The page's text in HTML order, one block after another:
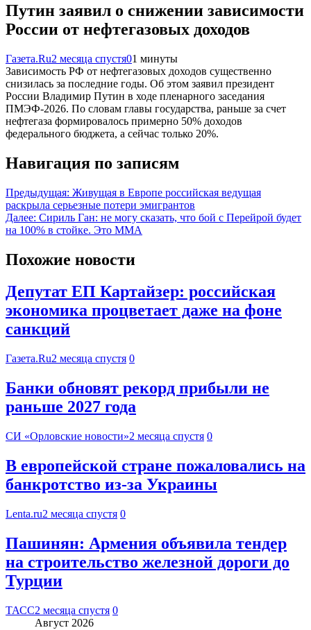
Путин заявил о снижении зависимости
России от нефтегазовых доходов
Газета.Ru2 месяца спустя01 минуты
Зависимость РФ от нефтегазовых доходов существенно
снизилась за последние годы. Об этом заявил президент
России Владимир Путин в ходе пленарного заседания
ПМЭФ-2026. По словам главы государства, раньше за счет
нефтегаза формировалось примерно 50% доходов
федерального бюджета, а сейчас только 20%.
Навигация по записям
Предыдущая: Живущая в Европе российская ведущая
раскрыла серьезные потери эмигрантов
Далее: Сириль Ган: не могу сказать, что бой с Перейрой будет
на 100% в стойке. Это ММА
Похожие новости
Депутат ЕП Картайзер: российская
экономика процветает даже на фоне
санкций
Газета.Ru2 месяца спустя 0
Банки обновят рекорд прибыли не
раньше 2027 года
СИ «Орловские новости»2 месяца спустя 0
В европейской стране пожаловались на
банкротство из-за Украины
Lenta.ru2 месяца спустя 0
Пашинян: Армения объявила тендер
на строительство железной дороги до
Турции
ТАСС2 месяца спустя 0
Август 2026